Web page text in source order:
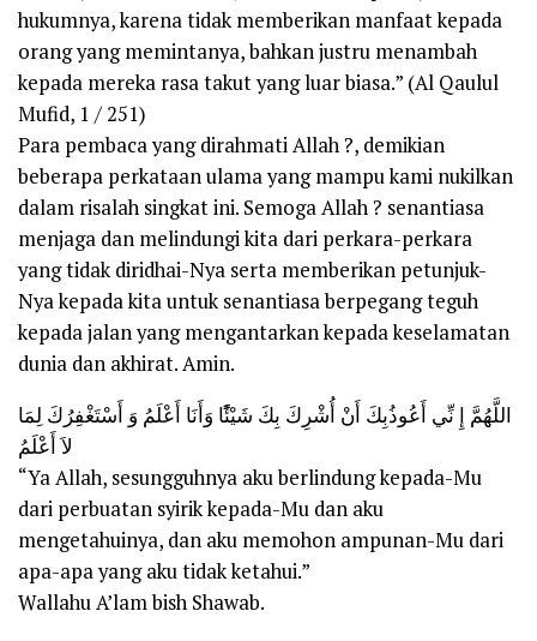
hukumnya, karena tidak memberikan manfaat kepada
orang yang memintanya, bahkan justru menambah
kepada mereka rasa takut yang luar biasa.” (Al Qaulul
Mufid, 1 / 251)
Para pembaca yang dirahmati Allah ?, demikian
beberapa perkataan ulama yang mampu kami nukilkan
dalam risalah singkat ini. Semoga Allah ? senantiasa
menjaga dan melindungi kita dari perkara-perkara
yang tidak diridhai-Nya serta memberikan petunjuk-
Nya kepada kita untuk senantiasa berpegang teguh
kepada jalan yang mengantarkan kepada keselamatan
dunia dan akhirat. Amin.
اللَّهُمَّ إِ نِّي أَعُوذُبِكَ أَنْ أُشْرِكَ بِكَ شَيْئًًًا وَأَنَا أَعْلَمُ وَ أَسْتَغْفِرُكَ لِمَا
لاَ أَعْلَمُ
“Ya Allah, sesungguhnya aku berlindung kepada-Mu
dari perbuatan syirik kepada-Mu dan aku
mengetahuinya, dan aku memohon ampunan-Mu dari
apa-apa yang aku tidak ketahui.”
Wallahu A’lam bish Shawab.